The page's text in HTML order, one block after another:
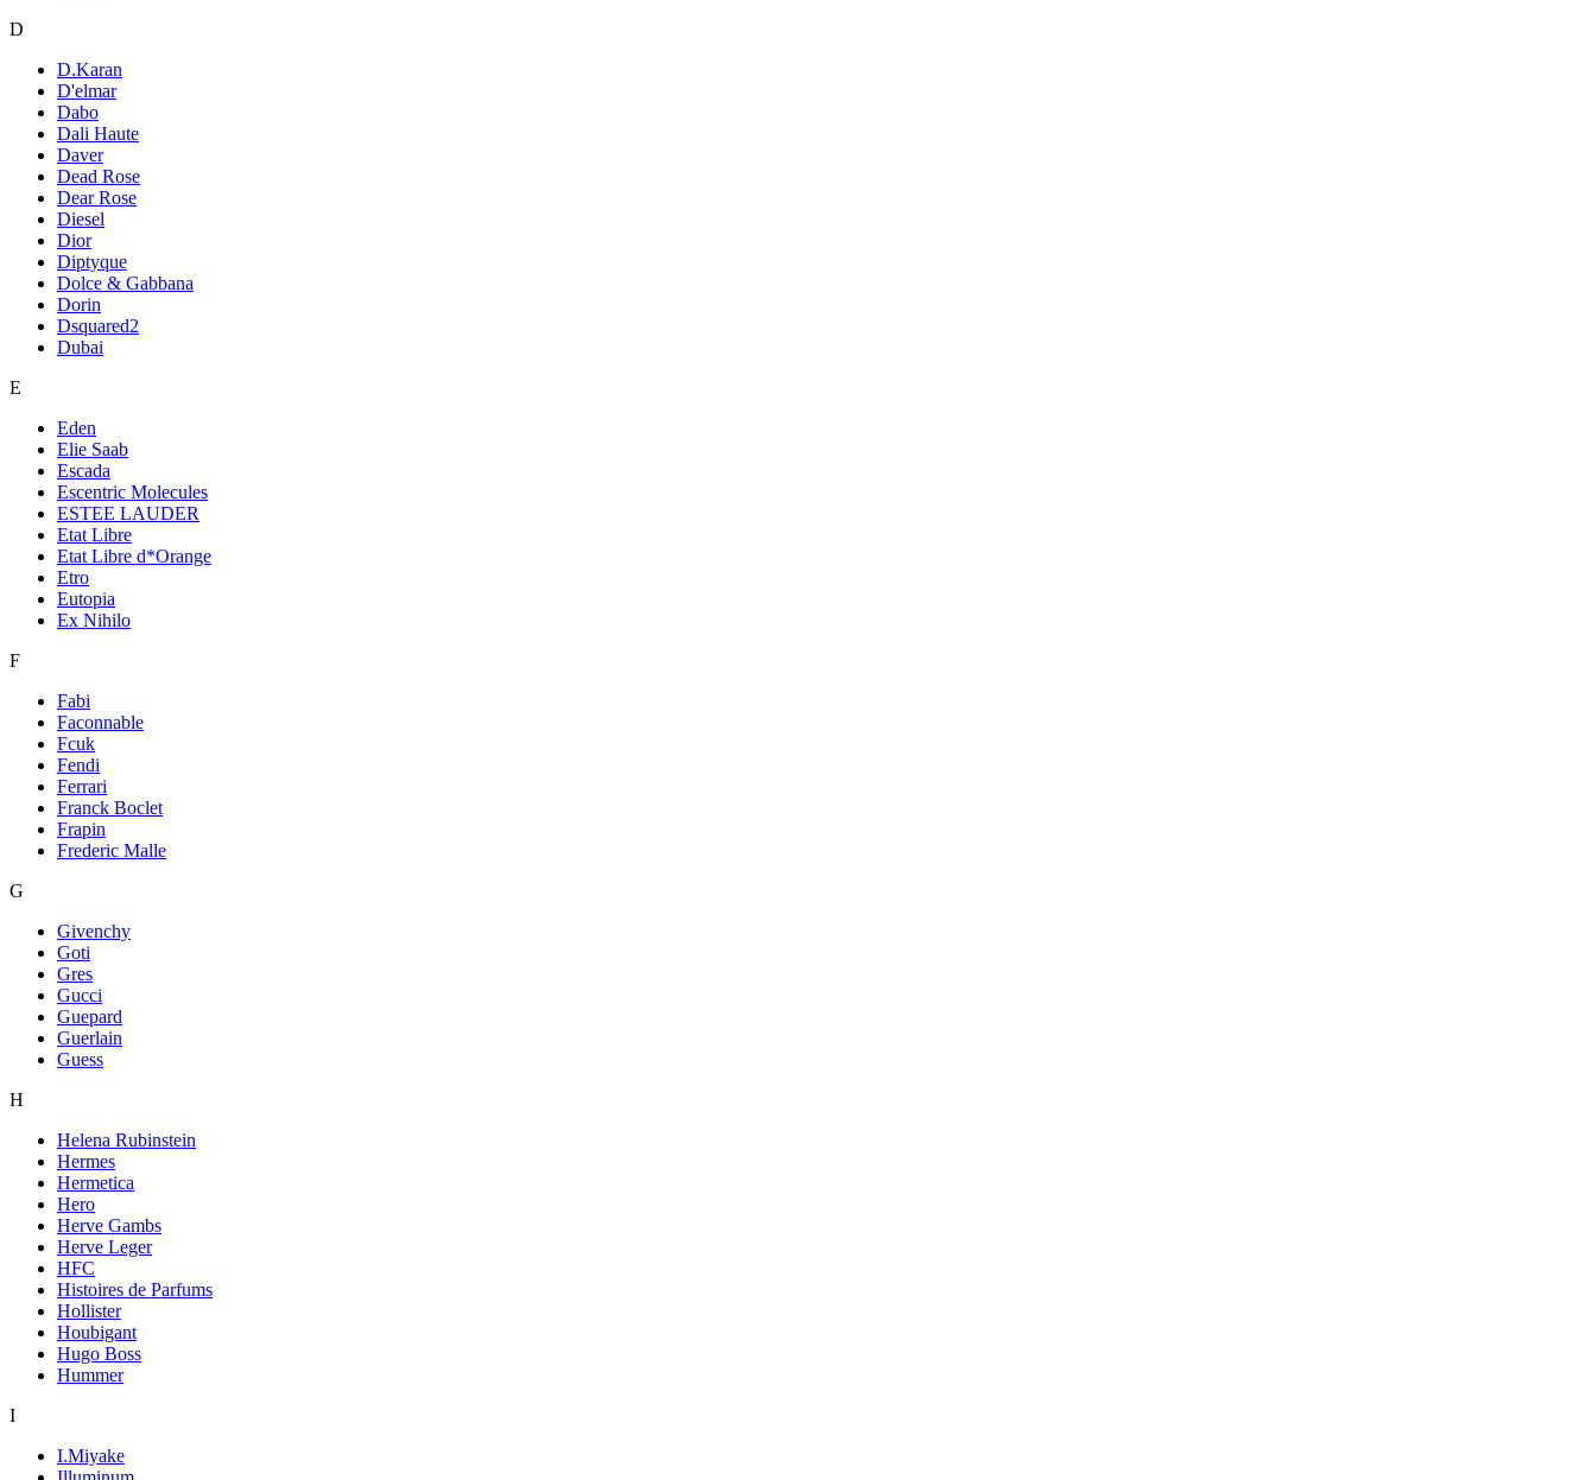
D
D.Karan
D'elmar
Dabo
Dali Haute
Daver
Dead Rose
Dear Rose
Diesel
Dior
Diptyque
Dolce & Gabbana
Dorin
Dsquared2
Dubai
E
Eden
Elie Saab
Escada
Escentric Molecules
ESTEE LAUDER
Etat Libre
Etat Libre d*Orange
Etro
Eutopia
Ex Nihilo
F
Fabi
Faconnable
Fcuk
Fendi
Ferrari
Franck Boclet
Frapin
Frederic Malle
G
Givenchy
Goti
Gres
Gucci
Guepard
Guerlain
Guess
H
Helena Rubinstein
Hermes
Hermetica
Hero
Herve Gambs
Herve Leger
HFC
Histoires de Parfums
Hollister
Houbigant
Hugo Boss
Hummer
I
I.Miyake